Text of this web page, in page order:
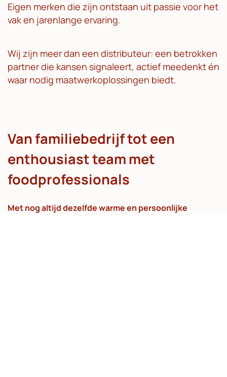
Eigen merken die zijn ontstaan uit passie voor het
vak en jarenlange ervaring.
Wij zijn meer dan een distributeur: een betrokken
partner die kansen signaleert, actief meedenkt én
waar nodig maatwerkoplossingen biedt.
Van familiebedrijf tot een
enthousiast team met
foodprofessionals
Met nog altijd dezelfde warme en persoonlijke